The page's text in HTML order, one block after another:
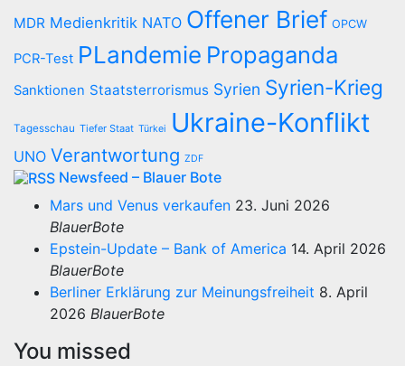
MDR Medienkritik NATO Offener Brief OPCW
PCR-Test PLandemie Propaganda
Sanktionen Staatsterrorismus Syrien Syrien-Krieg
Tagesschau Tiefer Staat Türkei Ukraine-Konflikt
UNO Verantwortung ZDF
Newsfeed – Blauer Bote
Mars und Venus verkaufen 23. Juni 2026
BlauerBote
Epstein-Update – Bank of America 14. April 2026
BlauerBote
Berliner Erklärung zur Meinungsfreiheit 8. April
2026 BlauerBote
You missed